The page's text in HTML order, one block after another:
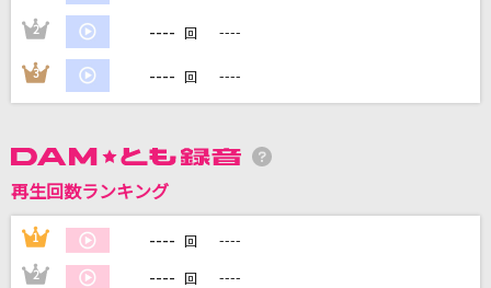
DAMの新曲・ランキングなど
DAMに会員登録・ログインして
2 ---- 回 ----
3 ---- 回 ----
再生回数ランキング
1 ---- 回 ----
2 ---- 回 ----